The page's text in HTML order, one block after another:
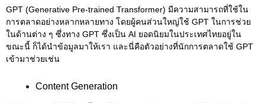
GPT (Generative Pre-trained Transformer) มีความสามารถที่ใช้ใน
การตลาดอย่างหลากหลายทาง โดยผู้คนส่วนใหญ่ใช้ GPT ในการช่วย
ในด้านต่าง ๆ ซึ่งทาง GPT ซึ่งเป็น AI ยอดนิยมในประเทศไทยอยู่ใน
ขณะนี้ ก็ได้นำข้อมูลมาให้เรา และนี่คือตัวอย่างที่นักการตลาดใช้ GPT
เข้ามาช่วยเช่น
Content Generation